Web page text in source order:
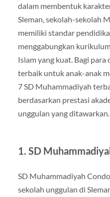
dalam membentuk
Sleman, sekolah-sekolah
memiliki standar
menggabungkan
Islam yang kuat. Bagi para
terbaik untuk anak-anak
7 SD Muhammadiyah
berdasarkan prestasi
unggulan yang ditawarkan.
1. SD
SD Muhammadiyah
sekolah unggulan di